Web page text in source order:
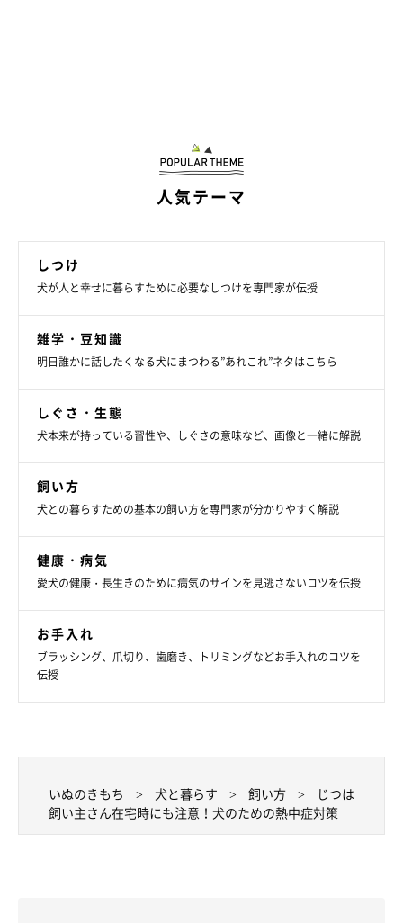
ので、ストックは多いほど◎。ペットボトル水を凍らせたり、コ
ンビニで購入できる溶けにくい氷をストックしたりしてもいいで
しょう。停電した際に氷が充分にあれば、ハンディ扇風機の風を
けにくくて◎。
ハンディ扇風機の風を氷越しに当てると“即席エアコン”に
飼い主さんが在宅中でも気をつけたい熱中症対策をご紹介しまし
た。いっしょにいるから安心と過信しないで、今回ご紹介した対
策を実践してくださいね。
お話を伺った先生／上野原どうぶつ病院院長・獣医師 原 修一
写真／尾﨑たまき、殿村忠博
文／いぬのきもち編集室
人気テーマ
しつけ
犬が人と幸せに暮らすために必要なしつけを専門家が伝授
雑学・豆知識
明日誰かに話したくなる犬にまつわる”あれこれ”ネタはこちら
しぐさ・生態
犬本来が持っている習性や、しぐさの意味など、画像と一緒に解説
飼い方
犬との暮らすための基本の飼い方を専門家が分かりやすく解説
健康・病気
愛犬の健康・長生きのために病気のサインを見逃さないコツを伝授
お手入れ
ブラッシング、爪切り、歯磨き、トリミングなどお手入れのコツを
伝授
いぬのきもち 犬と暮らす 飼い方
じつは
飼い主さん在宅時にも注意！犬のための熱中症対策